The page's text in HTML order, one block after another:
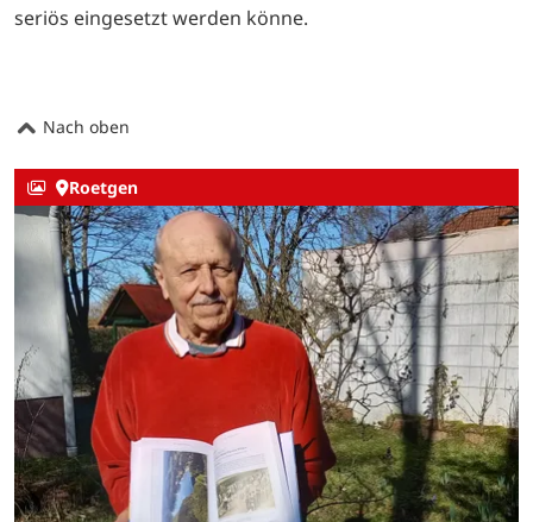
seriös eingesetzt werden könne.
Nach oben
Roetgen